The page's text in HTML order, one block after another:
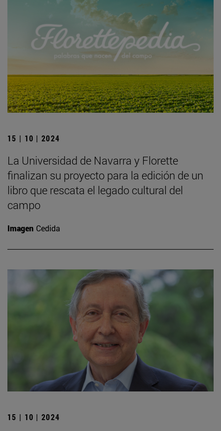
15 | 10 | 2024
La Universidad de Navarra y Florette
finalizan su proyecto para la edición de un
libro que rescata el legado cultural del
campo
Imagen Cedida
15 | 10 | 2024